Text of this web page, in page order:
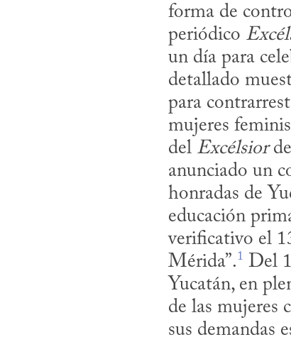
forma de
periódico
un día para
detallado
para
mujeres
del Excélsior de
anunciado un
honradas de
educación
verificativo el
Mérida”.1 Del
Yucatán, en
de las mujeres
sus demandas